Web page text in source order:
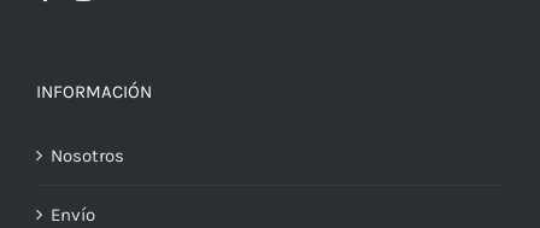
INFORMACIÓN
Nosotros
Envío